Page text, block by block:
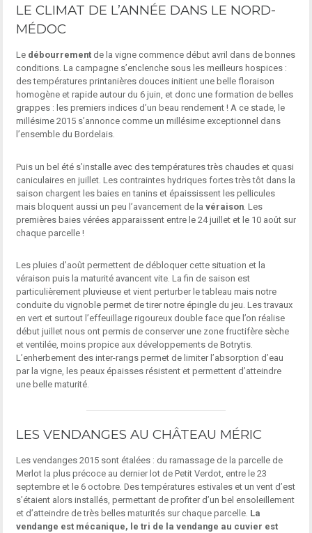
LE CLIMAT DE L’ANNÉE DANS LE NORD-
MÉDOC
Le débourrementde la vigne commence début avril dans de bonnes
conditions. La campagne s’enclenche sous les meilleurs hospices :
des températures printanières douces initient une belle floraison
homogène et rapide autour du 6 juin, et donc une formation de belles
grappes : les premiers indices d’un beau rendement ! A ce stade, le
millésime 2015 s’annonce comme un millésime exceptionnel dans
l’ensemble du Bordelais.
Puis un bel été s’installe avec des températures très chaudes et quasi
caniculaires en juillet. Les contraintes hydriques fortes très tôt dans la
saison chargent les baies en tanins et épaississent les pellicules
mais bloquent aussi un peu l’avancement de la véraison. Les
premières baies vérées apparaissent entre le 24 juillet et le 10 août sur
chaque parcelle !
Les pluies d’août permettent de débloquer cette situation et la
véraison puis la maturité avancent vite. La fin de saison est
particulièrement pluvieuse et vient perturber le tableau mais notre
conduite du vignoble permet de tirer notre épingle du jeu. Les travaux
en vert et surtout l’effeuillage rigoureux double face que l’on réalise
début juillet nous ont permis de conserver une zone fructifère sèche
et ventilée, moins propice aux développements de Botrytis.
L’enherbement des inter-rangs permet de limiter l’absorption d’eau
par la vigne, les peaux épaisses résistent et permettent d’atteindre
une belle maturité.
LES VENDANGES AU CHÂTEAU MÉRIC
Les vendanges 2015 sont étalées : du ramassage de la parcelle de
Merlot la plus précoce au dernier lot de Petit Verdot, entre le 23
septembre et le 6 octobre. Des températures estivales et un vent d’est
s’étaient alors installés, permettant de profiter d’un bel ensoleillement
et d’atteindre de très belles maturités sur chaque parcelle. La
vendange est mécanique, le tri de la vendange au cuvier est